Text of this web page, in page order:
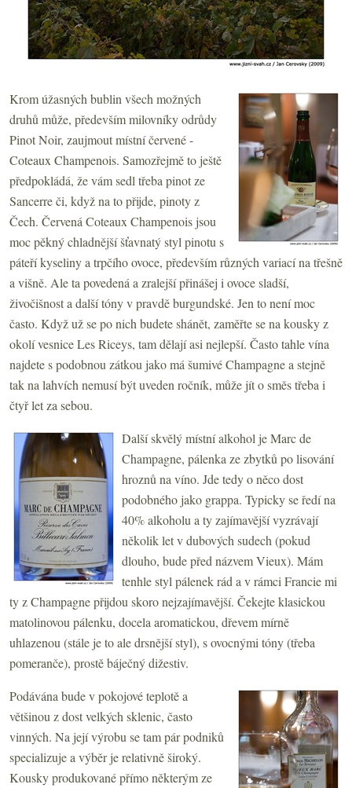
Krom úžasných bublin všech možných
druhů může, především milovníky odrůdy
Pinot Noir, zaujmout místní červené -
Coteaux Champenois. Samozřejmě to ještě
předpokládá, že vám sedl třeba pinot ze
Sancerre či, když na to přijde, pinoty z
Čech. Červená Coteaux Champenois jsou
moc pěkný chladnější šťavnatý styl pinotu s
páteří kyseliny a trpčího ovoce, především různých variací na třešně
a višně. Ale ta povedená a zralejší přinášej i ovoce sladší,
živočišnost a další tóny v pravdě burgundské. Jen to není moc
často. Když už se po nich budete shánět, zaměřte se na kousky z
okolí vesnice Les Riceys, tam dělají asi nejlepší. Často tahle vína
najdete s podobnou zátkou jako má šumivé Champagne a stejně
tak na lahvích nemusí být uveden ročník, může jít o směs třeba i
čtyř let za sebou.
Další skvělý místní alkohol je Marc de
Champagne, pálenka ze zbytků po lisování
hroznů na víno. Jde tedy o něco dost
podobného jako grappa. Typicky se ředí na
40% alkoholu a ty zajímavější vyzrávají
několik let v dubových sudech (pokud
dlouho, bude před názvem Vieux). Mám
tenhle styl pálenek rád a v rámci Francie mi
ty z Champagne přijdou skoro nejzajímavější. Čekejte klasickou
matolinovou pálenku, docela aromatickou, dřevem mírně
uhlazenou (stále je to ale drsnější styl), s ovocnými tóny (třeba
pomeranče), prostě báječný dižestiv.
Podávána bude v pokojové teplotě a
většinou z dost velkých sklenic, často
vinných. Na její výrobu se tam pár podniků
specializuje a výběr je relativně široký.
Kousky produkované přímo některým ze